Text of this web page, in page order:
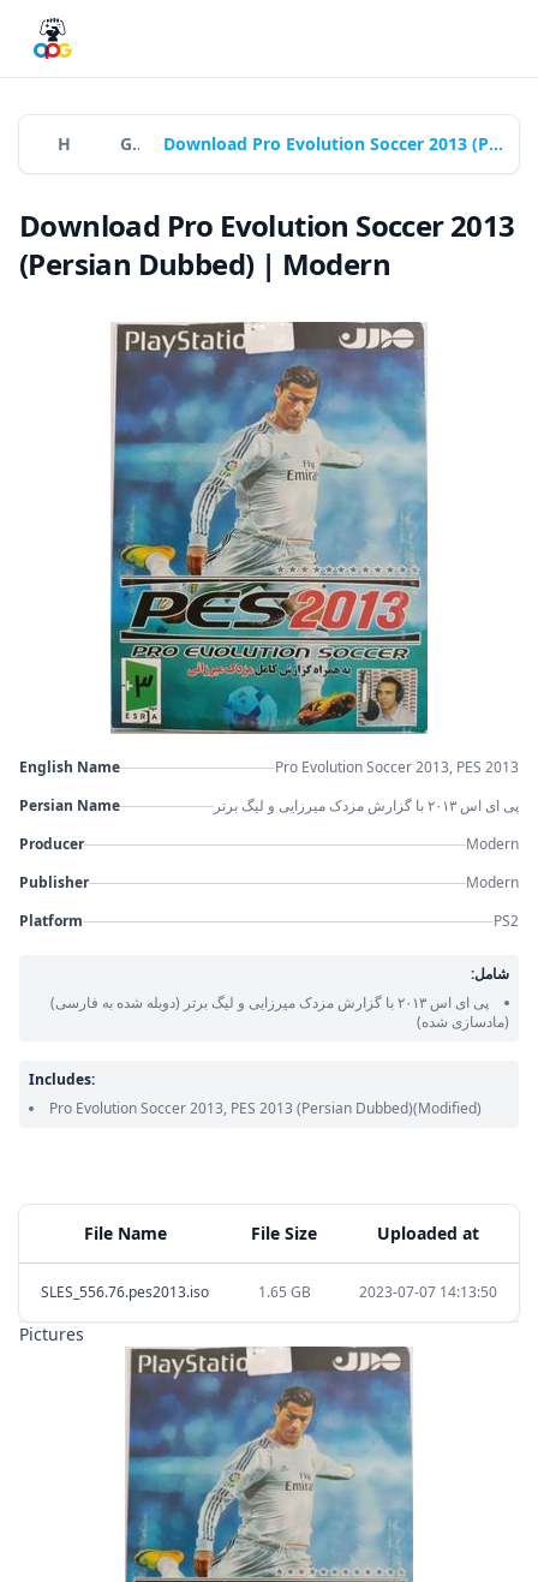
Games Download Pro Evolution Soccer 2013 (Persian Dubbed) | Modern
Download Pro Evolution Soccer 2013
(Persian Dubbed) | Modern
File Name File Size Uploaded at
SLES_556.76.pes2013.iso 1.65 GB 2023-07-07 14:13:50
Pictures
English Name
Pro Evolution Soccer 2013, PES 2013
Persian Name
پی ای اس ۲۰۱۳ با گزارش مزدک میرزایی و لیگ برتر
Producer
Modern
Publisher
Modern
Platform
PS2
شامل:
پی ای اس ۲۰۱۳ با گزارش مزدک میرزایی و لیگ برتر
(دوبله شده به فارسی)
(مادسازی شده)
Includes:
Pro Evolution Soccer 2013, PES 2013 (Persian Dubbed)(Modified)